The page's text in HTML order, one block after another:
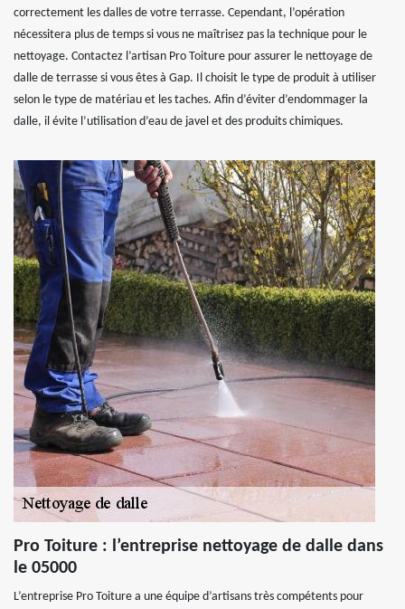
correctement les dalles de votre terrasse. Cependant, l’opération
nécessitera plus de temps si vous ne maîtrisez pas la technique pour le
nettoyage. Contactez l’artisan Pro Toiture pour assurer le nettoyage de
dalle de terrasse si vous êtes à Gap. Il choisit le type de produit à utiliser
selon le type de matériau et les taches. Afin d’éviter d’endommager la
dalle, il évite l’utilisation d’eau de javel et des produits chimiques.
Pro Toiture : l’entreprise nettoyage de dalle dans
le 05000
L’entreprise Pro Toiture a une équipe d’artisans très compétents pour